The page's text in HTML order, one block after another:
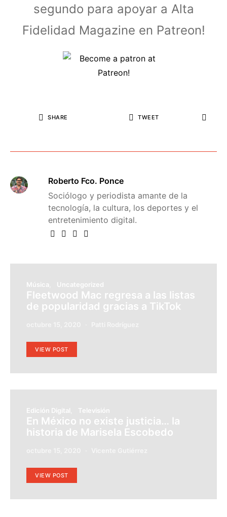
segundo para apoyar a Alta
Fidelidad Magazine en Patreon!
SHARE TWEET
Roberto Fco. Ponce
Sociólogo y periodista amante de la
tecnología, la cultura, los deportes y el
entretenimiento digital.
Música Uncategorized
Fleetwood Mac regresa a las listas
de popularidad gracias a TikTok
VIEW POST
Edición Digital Televisión
En México no existe justicia… la
historia de Marisela Escobedo
VIEW POST